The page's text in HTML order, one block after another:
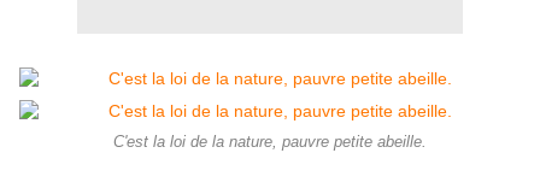
C'est la loi de la nature, pauvre petite abeille.